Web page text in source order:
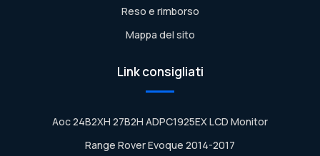
Reso e rimborso
Mappa del sito
Link consigliati
Aoc 24B2XH 27B2H ADPC1925EX LCD Monitor
Range Rover Evoque 2014-2017